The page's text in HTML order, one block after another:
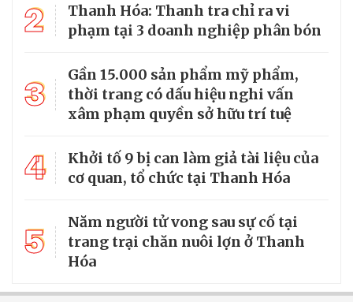
2
Thanh Hóa: Thanh tra chỉ ra vi
phạm tại 3 doanh nghiệp phân bón
3
Gần 15.000 sản phẩm mỹ phẩm,
thời trang có dấu hiệu nghi vấn
xâm phạm quyền sở hữu trí tuệ
4
Khởi tố 9 bị can làm giả tài liệu của
cơ quan, tổ chức tại Thanh Hóa
5
Năm người tử vong sau sự cố tại
trang trại chăn nuôi lợn ở Thanh
Hóa